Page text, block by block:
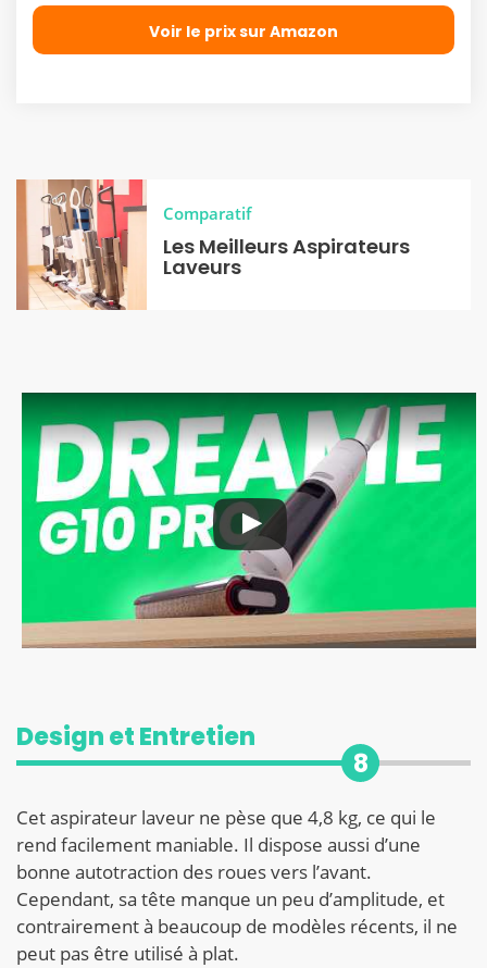
Voir le prix sur Amazon
Comparatif
Les Meilleurs Aspirateurs
Laveurs
Design et Entretien
8
Cet aspirateur laveur ne pèse que 4,8 kg, ce qui le
rend facilement maniable. Il dispose aussi d’une
bonne autotraction des roues vers l’avant.
Cependant, sa tête manque un peu d’amplitude, et
contrairement à beaucoup de modèles récents, il ne
peut pas être utilisé à plat.